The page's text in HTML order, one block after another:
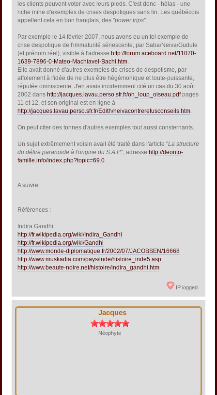
les clients peuvent voter avec leurs pieds. C'est donc - hélas - une
riche mine d'exemples de crises despotiques sans fin. Les québécois
appellent cela en bon franglais, des "power trips".
Par exemple le 14 février 2007, nous avons eu un tel exemple de
crise despotique de l'immaturité sénescente, par Saba/Neiva/Gudule
(et prénom réel), visible à l'adresse http://forum.aceboard.net/11070-
1639-7896-0-Mateo-Machiavel-Bachi.htm.
Elle avait donné d'autres exemples de crises de despotisme, par
affolement à l'idée de ne plus être hégémonique et toute-puissante,
réputée omnisciente. J'en avais incidemment cité un cas du 30 août
2002 dans http://jacques.lavau.perso.sfr.fr/oh_loup_oiseau.pdfpages
11 et 12, et son original est en ligne à
http://jacques.lavau.perso.sfr.fr/Edith/neivacontrerefusconseils.htm.
On peut citer des tonnes d'autres exemples tout aussi consternants.
Un sujet extrêmement voisin avait été traité dans l'article "La structure
du délire paranoïde à l'origine du S.A.P.", adresse http://deonto-
famille.info/index.php?topic=69.0.
A suivre.
Références :
Indira Gandhi.
http://fr.wikipedia.org/wiki/Indira_Gandhi
http://fr.wikipedia.org/wiki/Gandhi
http://www.monde-diplomatique.fr/2002/07/JACOBSEN/16668
http://www.muskadia.com/pays/inde/histoire_inde5.asp
http://www.beaute-noire.net/histoire/indira_gandhi.htm
IP logged
Jacques
Néophyte